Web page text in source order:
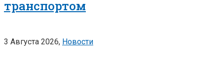
транспортом
3 Августа 2026, Новости